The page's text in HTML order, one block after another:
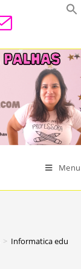
Menu
> Informatica